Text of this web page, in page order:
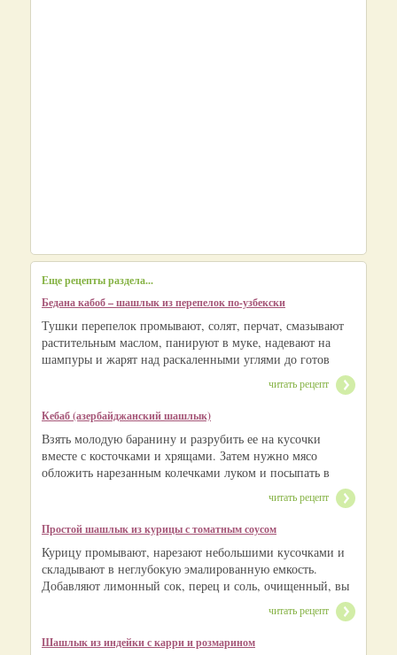
Еще рецепты раздела...
Бедана кабоб – шашлык из перепелок по-узбекски
Тушки перепелок промывают, солят, перчат, смазывают
растительным маслом, панируют в муке, надевают на
шампуры и жарят над раскаленными углями до готов
читать рецепт
Кебаб (азербайджанский шашлык)
Взять молодую баранину и разрубить ее на кусочки
вместе с косточками и хрящами. Затем нужно мясо
обложить нарезанным колечками луком и посыпать в
читать рецепт
Простой шашлык из курицы с томатным соусом
Курицу промывают, нарезают небольшими кусочками и
складывают в неглубокую эмалированную емкость.
Добавляют лимонный сок, перец и соль, очищенный, вы
читать рецепт
Шашлык из индейки с карри и розмарином